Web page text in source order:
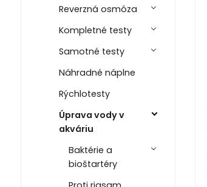
Reverzná osmóza
Kompletné testy
Samotné testy
Náhradné náplne
Rýchlotesty
Úprava vody v
akváriu
Baktérie a
bioštartéry